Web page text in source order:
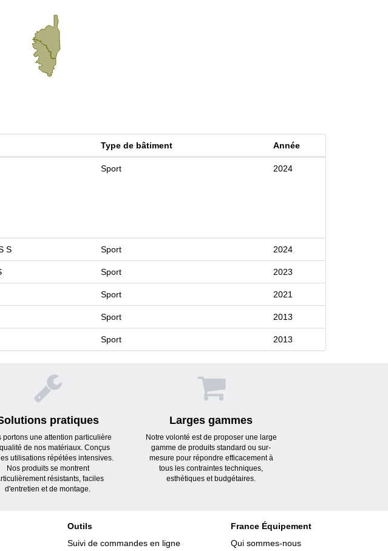
Type de bâtiment Année
Sport 2024
S Sport 2024
Sport 2023
Sport 2021
Sport 2013
Sport 2013
pratiques
portons une attention particulière
de nos matériaux. Conçus
utilisations répétées intensives.
Nos produits se montrent
résistants, faciles
d'entretien et de montage.
Larges gammes
Notre volonté est de proposer une large
gamme de produits standard ou sur-
mesure pour répondre efficacement à
tous les contraintes techniques,
esthétiques et budgétaires.
Outils
Suivi de commandes en ligne
France Équipement
Qui sommes-nous